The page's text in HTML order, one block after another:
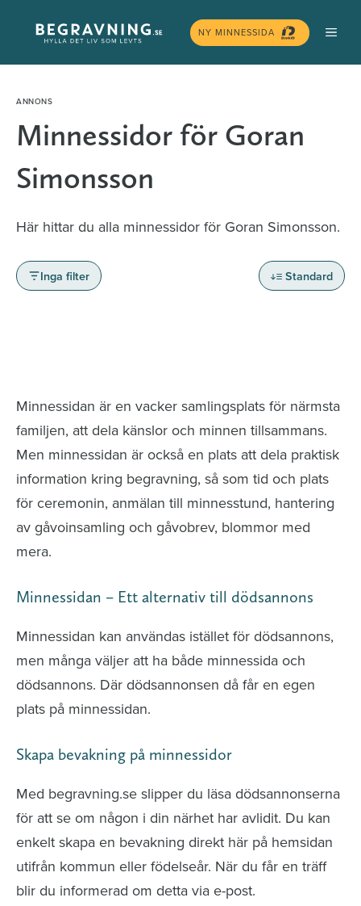
innehåll
NY MINNESSIDA
Minnessidor för Goran
Simonsson
Här hittar du alla minnessidor för Goran Simonsson.
Inga filter Standard
Minnessidan är en vacker samlingsplats för närmsta
familjen, att dela känslor och minnen tillsammans.
Men minnessidan är också en plats att dela praktisk
information kring begravning, så som tid och plats
för ceremonin, anmälan till minnesstund, hantering
av gåvoinsamling och gåvobrev, blommor med
mera.
Minnessidan – Ett alternativ till dödsannons
Minnessidan kan användas istället för dödsannons,
men många väljer att ha både minnessida och
dödsannons. Där dödsannonsen då får en egen
plats på minnessidan.
Skapa bevakning på minnessidor
Med begravning.se slipper du läsa dödsannonserna
för att se om någon i din närhet har avlidit. Du kan
enkelt skapa en bevakning direkt här på hemsidan
utifrån kommun eller födelseår. När du får en träff
blir du informerad om detta via e-post.